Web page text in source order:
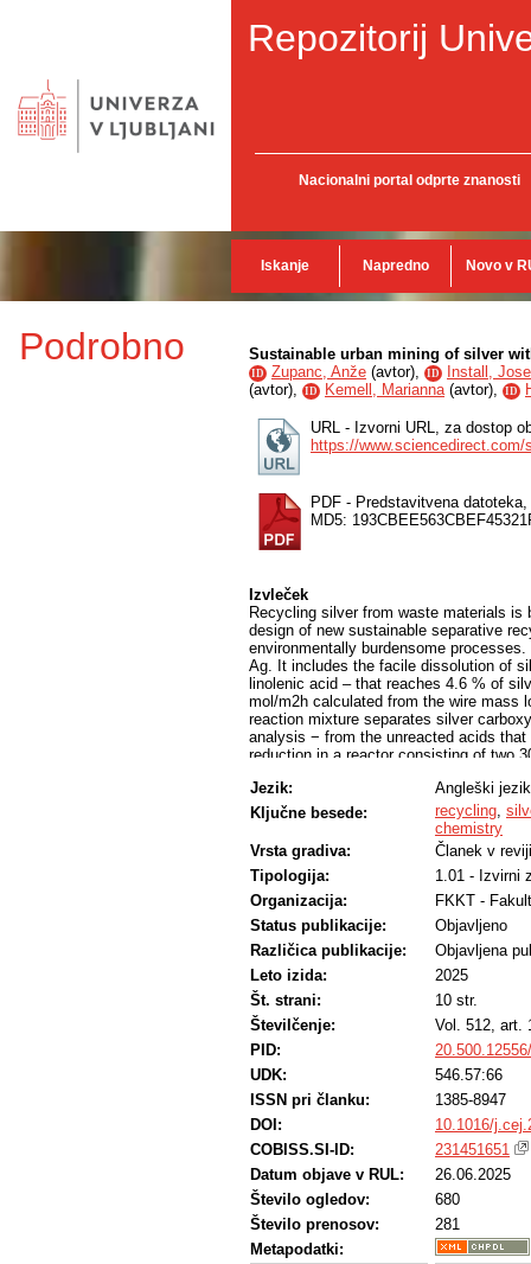
Repozitorij
Nacionalni portal odprte znanosti
Iskanje Napredno Novo v
Podrobno Sustainable urban mining of silver
ID Zupanc, Anže (avtor), ID
Install,
(avtor), ID Kemell, Marianna(avtor), ID
URL - Izvorni URL, za dostop
https://
PDF - Predstavitvena datoteka,
MD5:
Izvleček
Recycling silver from waste materials
design of new sustainable separative
environmentally burdensome
Ag. It includes the facile dissolution of
linolenic acid – that reaches 4.6 % of
mol/m2h calculated from the wire mass
reaction mixture separates silver
analysis − from the unreacted acids
reduction in a reactor consisting of two
SEM-EDS. The protocol uses 30 %
conditions and can be applied to urban
for the notable separation of silver from
Jezik:
Angleški jezik
Ključne besede:
recycling,
chemistry
Vrsta gradiva:
Članek v reviji
Tipologija:
1.01 - Izvirni
Organizacija:
FKKT -
Status publikacije:
Objavljeno
Različica publikacije:
Objavljena
Leto izida:
2025
Št. strani:
10 str.
Številčenje:
Vol. 512, art.
PID:
UDK:
546.57:66
ISSN pri članku:
1385-8947
DOI:
10.1016/
COBISS.SI-ID:
231451651
Datum objave v RUL:
26.06.2025
Število ogledov:
680
Število prenosov:
281
Metapodatki: